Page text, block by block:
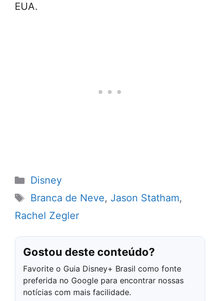
EUA.
Categorias
Disney
Tags
Branca de Neve, Jason Statham,
Rachel Zegler
Gostou deste conteúdo?
Favorite o Guia Disney+ Brasil como fonte
preferida no Google para encontrar nossas
notícias com mais facilidade.